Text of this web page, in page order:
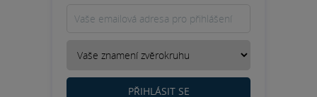
PŘIHLÁSIT SE